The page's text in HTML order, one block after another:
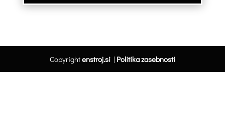
Copyrightenstroj.si| Politika zasebnosti